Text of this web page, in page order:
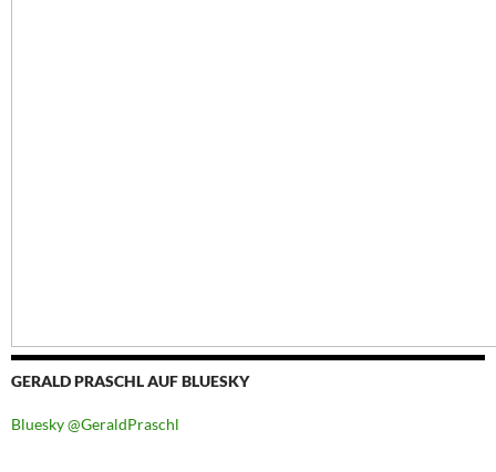
GERALD PRASCHL AUF BLUESKY
Bluesky @GeraldPraschl